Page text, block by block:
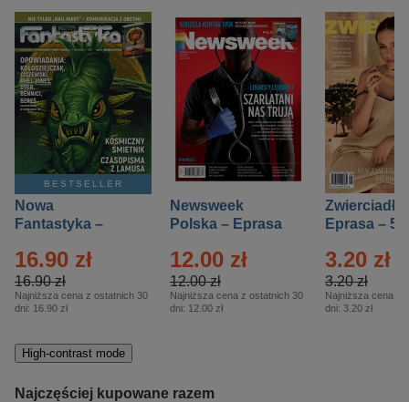
BESTSELLER
Nowa
Fantastyka –
16.90 zł
16.90 zł
Najniższa cena z ostatnich 30
dni: 16.90 zł
Newsweek
Polska – Eprasa
12.00 zł
12.00 zł
Najniższa cena z ostatnich 30
dni: 12.00 zł
Zwierciadło
Eprasa – 5/
3.20 zł
3.20 zł
Najniższa cena z
dni: 3.20 zł
High-contrast mode
Najczęściej kupowane razem